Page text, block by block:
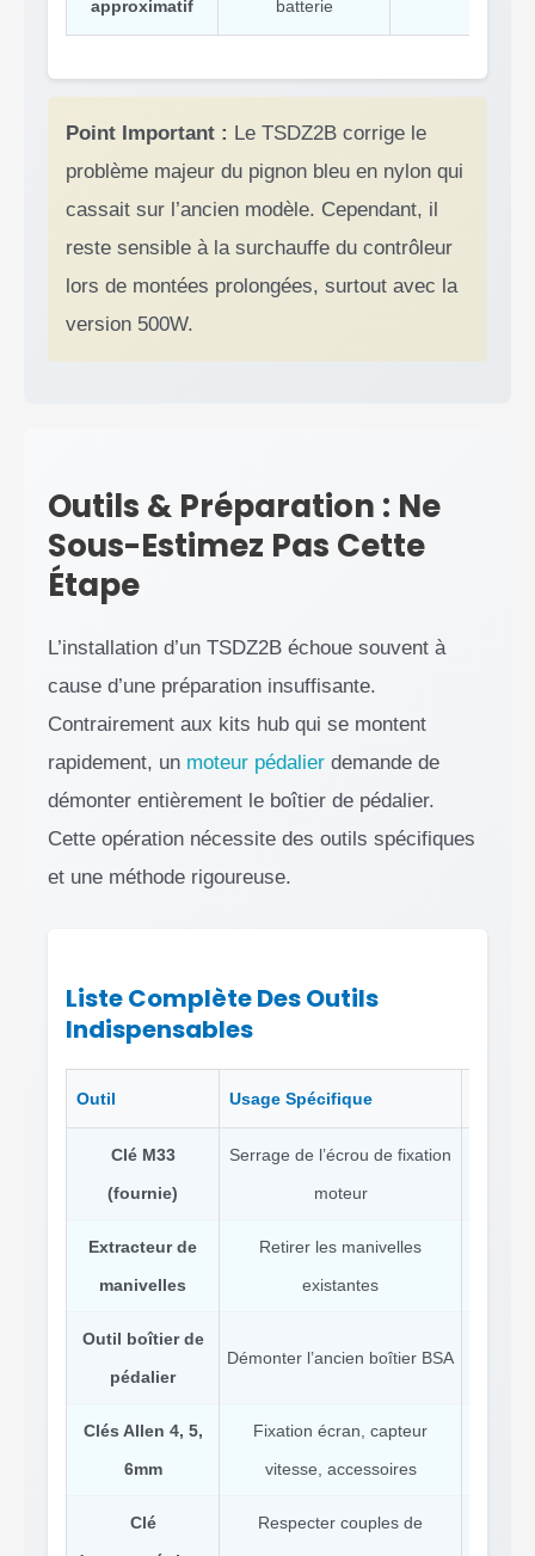
approximatif
batterie
Point Important : Le TSDZ2B corrige le
problème majeur du pignon bleu en nylon qui
cassait sur l’ancien modèle. Cependant, il
reste sensible à la surchauffe du contrôleur
lors de montées prolongées, surtout avec la
version 500W.
Outils & Préparation : Ne
Sous-Estimez Pas Cette
Étape
L’installation d’un TSDZ2B échoue souvent à
cause d’une préparation insuffisante.
Contrairement aux kits hub qui se montent
rapidement, un moteur pédalier demande de
démonter entièrement le boîtier de pédalier.
Cette opération nécessite des outils spécifiques
et une méthode rigoureuse.
Liste Complète Des Outils
Indispensables
Outil Usage Spécifique
Clé M33
(fournie)
Serrage de l’écrou de fixation
moteur
Extracteur de
manivelles
Retirer les manivelles
existantes
Outil boîtier de
pédalier
Démonter l’ancien boîtier BSA
Clés Allen 4, 5,
6mm
Fixation écran, capteur
vitesse, accessoires
Clé
Respecter couples de